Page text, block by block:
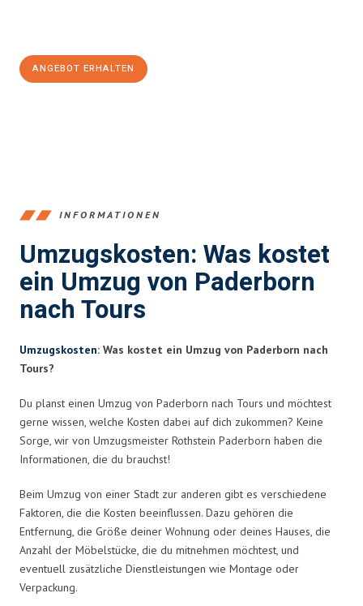
ANGEBOT ERHALTEN
INFORMATIONEN
Umzugskosten: Was kostet
ein Umzug von Paderborn
nach Tours
Umzugskosten: Was kostet ein Umzug von Paderborn nach
Tours?
Du planst einen Umzug von Paderborn nach Tours und möchtest
gerne wissen, welche Kosten dabei auf dich zukommen? Keine
Sorge, wir von Umzugsmeister Rothstein Paderborn haben die
Informationen, die du brauchst!
Beim Umzug von einer Stadt zur anderen gibt es verschiedene
Faktoren, die die Kosten beeinflussen. Dazu gehören die
Entfernung, die Größe deiner Wohnung oder deines Hauses, die
Anzahl der Möbelstücke, die du mitnehmen möchtest, und
eventuell zusätzliche Dienstleistungen wie Montage oder
Verpackung.